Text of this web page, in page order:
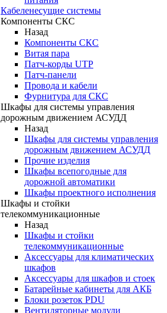
Кабеленесущие системы
Компоненты СКС
Назад
Компоненты СКС
Витая пара
Патч-корды UTP
Патч-панели
Провода и кабели
Фурнитура для СКС
Шкафы для системы управления
дорожным движением АСУДД
Назад
Шкафы для системы управления
дорожным движением АСУДД
Прочие изделия
Шкафы всепогодные для
дорожной автоматики
Шкафы проектного исполнения
Шкафы и стойки
телекоммуникационные
Назад
Шкафы и стойки
телекоммуникационные
Аксессуары для климатических
шкафов
Аксессуары для шкафов и стоек
Батарейные кабинеты для АКБ
Блоки розеток PDU
Вентиляторные модули